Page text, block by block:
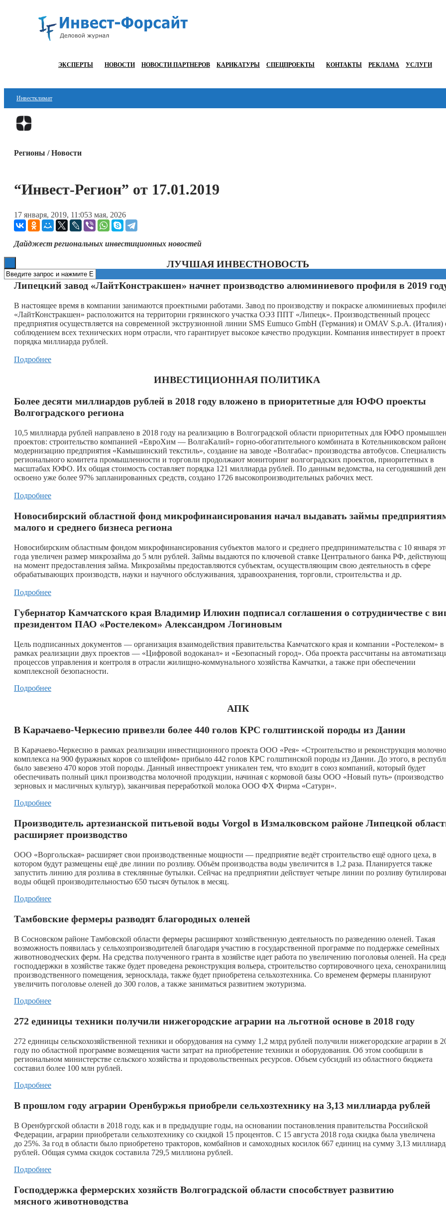
ЭКСПЕРТЫ НОВОСТИ НОВОСТИ ПАРТНЕРОВ КАРИКАТУРЫ СПЕЦПРОЕКТЫ КОНТАКТЫ РЕКЛАМА УСЛУГИ
Инвестклимат
Финансы
ESG
Регионы / Новости
“Инвест-Регион” от 17.01.2019
17 января, 2019, 11:053 мая, 2026
Дайджест региональных инвестиционных новостей
ЛУЧШАЯ ИНВЕСТНОВОСТЬ
Липецкий завод «ЛайтКонстракшен» начнет производство алюминиевого профиля в 2019
В настоящее время в компании занимаются проектными работами. Завод по производству и покраске алюминиевых
«ЛайтКонстракшен» расположится на территории грязинского участка ОЭЗ ППТ «Липецк». Производственный процесс
предприятия осуществляется на современной экструзионной линии SMS Eumuco GmbH (Германия) и OMAV S.p.A. (Италия)
соблюдением всех технических норм отрасли, что гарантирует высокое качество продукции. Компания инвестирует в проект
порядка миллиарда рублей.
Подробнее
ИНВЕСТИЦИОННАЯ ПОЛИТИКА
Более десяти миллиардов рублей в 2018 году вложено в приоритетные для ЮФО проекты
Волгоградского региона
10,5 миллиарда рублей направлено в 2018 году на реализацию в Волгоградской области приоритетных для ЮФО
проектов: строительство компанией «ЕвроХим — ВолгаКалий» горно-обогатительного комбината в Котельниковском
модернизацию предприятия «Камышинский текстиль», создание на заводе «Волгабас» производства автобусов.
регионального комитета промышленности и торговли продолжают мониторинг волгоградских проектов, приоритетных в
масштабах ЮФО. Их общая стоимость составляет порядка 121 миллиарда рублей. По данным ведомства, на сегодняшний
освоено уже более 97% запланированных средств, создано 1726 высокопроизводительных рабочих мест.
Подробнее
Новосибирский областной фонд микрофинансирования начал выдавать займы
малого и среднего бизнеса региона
Новосибирским областным фондом микрофинансирования субъектов малого и среднего предпринимательства с 10 января
года увеличен размер микрозайма до 5 млн рублей. Займы выдаются по ключевой ставке Центрального банка РФ,
на момент предоставления займа. Микрозаймы предоставляются субъектам, осуществляющим свою деятельность в сфере
обрабатывающих производств, науки и научного обслуживания, здравоохранения, торговли, строительства и др.
Подробнее
Губернатор Камчатского края Владимир Илюхин подписал соглашения о сотрудничестве с
президентом ПАО «Ростелеком» Александром Логиновым
Цель подписанных документов — организация взаимодействия правительства Камчатского края и компании «Ростелеком» в
рамках реализации двух проектов — «Цифровой водоканал» и «Безопасный город». Оба проекта рассчитаны на
процессов управления и контроля в отрасли жилищно-коммунального хозяйства Камчатки, а также при обеспечении
комплексной безопасности.
Подробнее
АПК
В Карачаево-Черкесию привезли более 440 голов КРС голштинской породы из Дании
В Карачаево-Черкесию в рамках реализации инвестиционного проекта ООО «Рея» «Строительство и реконструкция
комплекса на 900 фуражных коров со шлейфом» прибыло 442 голов КРС голштинской породы из Дании. До этого, в
было завезено 470 коров этой породы. Данный инвестпроект уникален тем, что входит в союз компаний, который будет
обеспечивать полный цикл производства молочной продукции, начиная с кормовой базы ООО «Новый путь» (производство
зерновых и масличных культур), заканчивая переработкой молока ООО ФХ Фирма «Сатурн».
Подробнее
Производитель артезианской питьевой воды Vorgol в Измалковском районе Липецкой
расширяет производство
ООО «Воргольская» расширяет свои производственные мощности — предприятие ведёт строительство ещё одного цеха, в
котором будут размещены ещё две линии по розливу. Объём производства воды увеличится в 1,2 раза. Планируется также
запустить линию для розлива в стеклянные бутылки. Сейчас на предприятии действует четыре линии по розливу
воды общей производительностью 650 тысяч бутылок в месяц.
Подробнее
Тамбовские фермеры разводят благородных оленей
В Сосновском районе Тамбовской области фермеры расширяют хозяйственную деятельность по разведению оленей. Такая
возможность появилась у сельхозпроизводителей благодаря участию в государственной программе по поддержке семейных
животноводческих ферм. На средства полученного гранта в хозяйстве идет работа по увеличению поголовья оленей. На
господдержки в хозяйстве также будет проведена реконструкция вольера, строительство сортировочного цеха,
производственного помещения, зерносклада, также будет приобретена сельхозтехника. Со временем фермеры планируют
увеличить поголовье оленей до 300 голов, а также заниматься развитием экотуризма.
Подробнее
272 единицы техники получили нижегородские аграрии на льготной основе в 2018 году
272 единицы сельскохозяйственной техники и оборудования на сумму 1,2 млрд рублей получили нижегородские аграрии в
году по областной программе возмещения части затрат на приобретение техники и оборудования. Об этом сообщили в
региональном министерстве сельского хозяйства и продовольственных ресурсов. Объем субсидий из областного бюджета
составил более 100 млн рублей.
Подробнее
В прошлом году аграрии Оренбуржья приобрели сельхозтехнику на 3,13 миллиарда рублей
В Оренбургской области в 2018 году, как и в предыдущие годы, на основании постановления правительства Российской
Федерации, аграрии приобретали сельхозтехнику со скидкой 15 процентов. С 15 августа 2018 года скидка была увеличена
до 25%. За год в области было приобретено тракторов, комбайнов и самоходных косилок 667 единиц на сумму 3,13
рублей. Общая сумма скидок составила 729,5 миллиона рублей.
Подробнее
Господдержка фермерских хозяйств Волгоградской области способствует развитию
мясного животноводства